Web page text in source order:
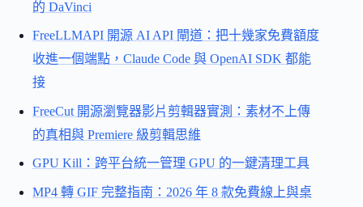
的 DaVinci
FreeLLMAPI 開源 AI API 閘道：把十幾家免費額度
收進一個端點，Claude Code 與 OpenAI SDK 都能
接
FreeCut 開源瀏覽器影片剪輯器實測：素材不上傳
的真相與 Premiere 級剪輯思維
GPU Kill：跨平台統一管理 GPU 的一鍵清理工具
MP4 轉 GIF 完整指南：2026 年 8 款免費線上與桌